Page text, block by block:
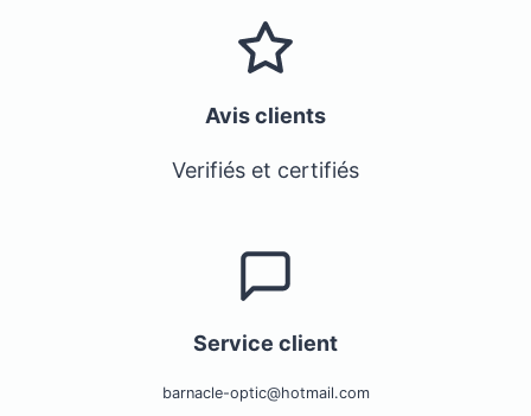
Avis clients
Verifiés et certifiés
Service client
barnacle-optic@hotmail.com